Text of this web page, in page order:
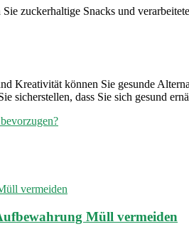
zuckerhaltige Snacks und
Kreativität können Sie gesunde
sicherstellen, dass Sie sich gesund
Müll vermeiden